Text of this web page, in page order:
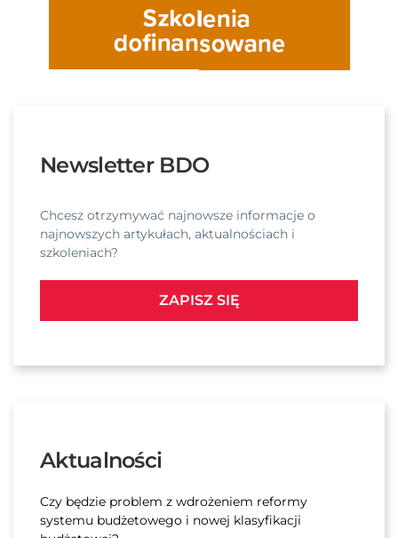
Newsletter BDO
Chcesz otrzymywać najnowsze informacje o
najnowszych artykułach, aktualnościach i
szkoleniach?
ZAPISZ SIĘ
Aktualności
Czy będzie problem z wdrożeniem reformy
systemu budżetowego i nowej klasyfikacji